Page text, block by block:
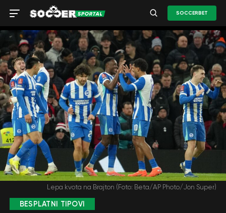
SOCCERBET
Lepa kvota na Brajton (Foto: Beta/AP Photo/Jon Super)
BESPLATNI TIPOVI